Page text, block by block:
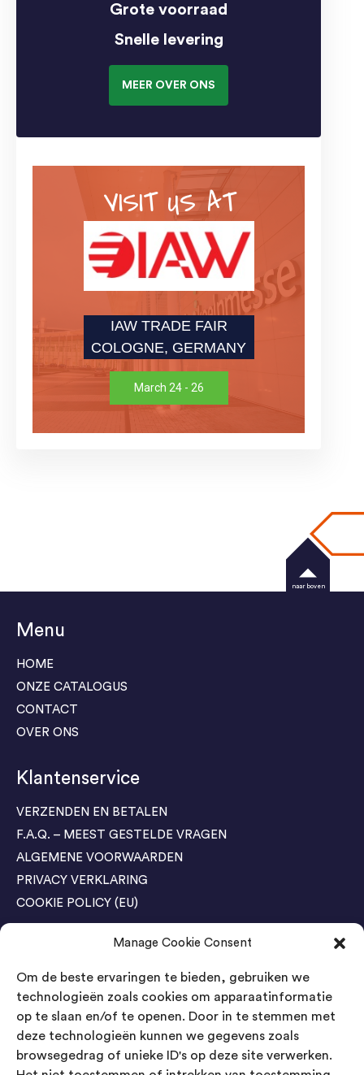
Manage Cookie Consent
Om de beste ervaringen te bieden, gebruiken we
technologieën zoals cookies om apparaatinformatie
op te slaan en/of te openen. Door in te stemmen met
deze technologieën kunnen we gegevens zoals
browsegedrag of unieke ID's op deze site verwerken.
Grote voorraad
Snelle levering
MEER OVER ONS
VISIT US AT
IAW TRADE FAIR
COLOGNE, GERMANY
March 24 - 26
Menu
HOME
ONZE CATALOGUS
CONTACT
OVER ONS
Klantenservice
VERZENDEN EN BETALEN
F.A.Q. – MEEST GESTELDE VRAGEN
ALGEMENE VOORWAARDEN
PRIVACY VERKLARING
COOKIE POLICY (EU)
Agenda Trade Shows
04-05 November / SVG FAIR Winterswijk
Bestel GRATIS kaarten
Bestel GRATIS kaarten
naar boven